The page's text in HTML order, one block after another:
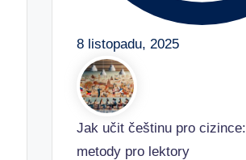
8 listopadu, 2025
Jak učit češtinu pro
metody pro lektory